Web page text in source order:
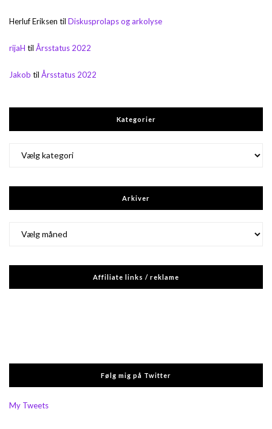
Herluf Eriksen til Diskusprolaps og arkolyse
rijaH til Årsstatus 2022
Jakob til Årsstatus 2022
Kategorier
Arkiver
Affiliate links / reklame
Følg mig på Twitter
My Tweets